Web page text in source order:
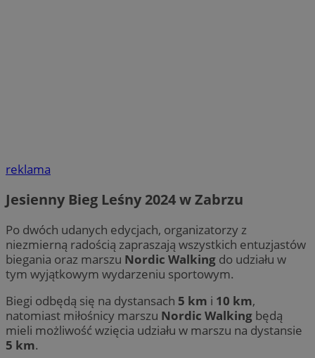
reklama
Jesienny Bieg Leśny 2024 w Zabrzu
Po dwóch udanych edycjach, organizatorzy z
niezmierną radością zapraszają wszystkich entuzjastów
biegania oraz marszu Nordic Walking do udziału w
tym wyjątkowym wydarzeniu sportowym.
Biegi odbędą się na dystansach 5 km i 10 km,
natomiast miłośnicy marszu Nordic Walking będą
mieli możliwość wzięcia udziału w marszu na dystansie
5 km.